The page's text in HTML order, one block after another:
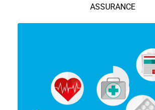
ASSURANCE